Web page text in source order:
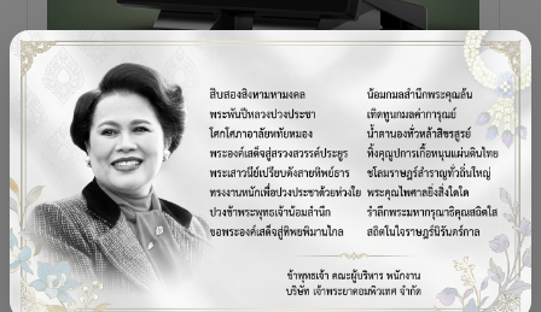
POS TERMINAL
SENOR V+5s
เครื่อง POS All-in-One Touch Screen ดีไซน์พรีเมียม